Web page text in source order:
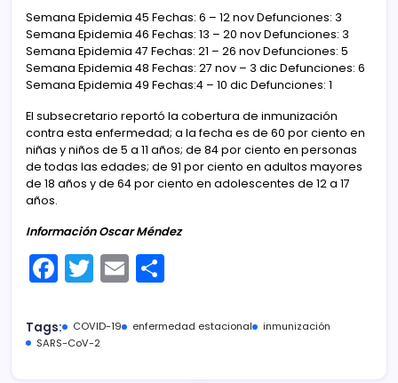
Semana Epidemia 45 Fechas: 6 – 12 nov Defunciones: 3
Semana Epidemia 46 Fechas: 13 – 20 nov Defunciones: 3
Semana Epidemia 47 Fechas: 21 – 26 nov Defunciones: 5
Semana Epidemia 48 Fechas: 27 nov – 3 dic Defunciones: 6
Semana Epidemia 49 Fechas:4 – 10 dic Defunciones: 1
El subsecretario reportó la cobertura de inmunización
contra esta enfermedad; a la fecha es de 60 por ciento en
niñas y niños de 5 a 11 años; de 84 por ciento en personas
de todas las edades; de 91 por ciento en adultos mayores
de 18 años y de 64 por ciento en adolescentes de 12 a 17
años.
Información Oscar Méndez
F
a
c
e
T
w
itt
er
E
m
ai m
Tags: COVID-19 enfermedad estacional
inmunización
SARS-CoV-2